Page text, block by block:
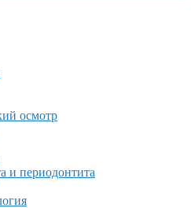
осмотр
и периодонтита